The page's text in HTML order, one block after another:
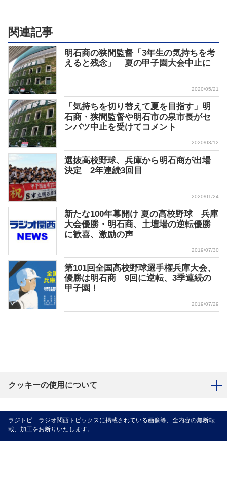
関連記事
明石商の狭間監督「3年生の気持ちを考
えると残念」 夏の甲子園大会中止に
2020/05/21
「気持ちを切り替えて夏を目指す」明
石商・狭間監督や明石市の泉市長がセ
ンバツ中止を受けてコメント
2020/03/12
選抜高校野球、兵庫から明石商が出場
決定 2年連続3回目
2020/01/24
新たな100年幕開け 夏の高校野球 兵庫
大会優勝・明石商、土壇場の逆転優勝
に歓喜、激励の声
2019/07/30
第101回全国高校野球選手権兵庫大会、
優勝は明石商 9回に逆転、3季連続の
甲子園！
2019/07/29
クッキーの使用について
ラジトピ ラジオ関西トピックスに掲載されている画像等、全内容の無断転
載、加工をお断りいたします。